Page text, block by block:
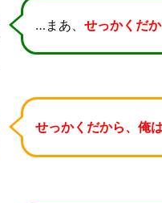
…まあ、 せっかくだ
せっかくだから、俺